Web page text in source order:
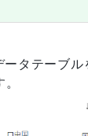
タテーブル